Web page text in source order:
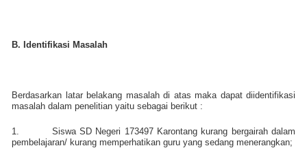
B. Identifikasi Masalah
Berdasarkan latar belakang masalah di atas maka dapat diidentifikasi
masalah dalam penelitian yaitu sebagai berikut :
1.
Siswa SD Negeri 173497 Karontang kurang bergairah dalam
pembelajaran/ kurang memperhatikan guru yang sedang menerangkan;